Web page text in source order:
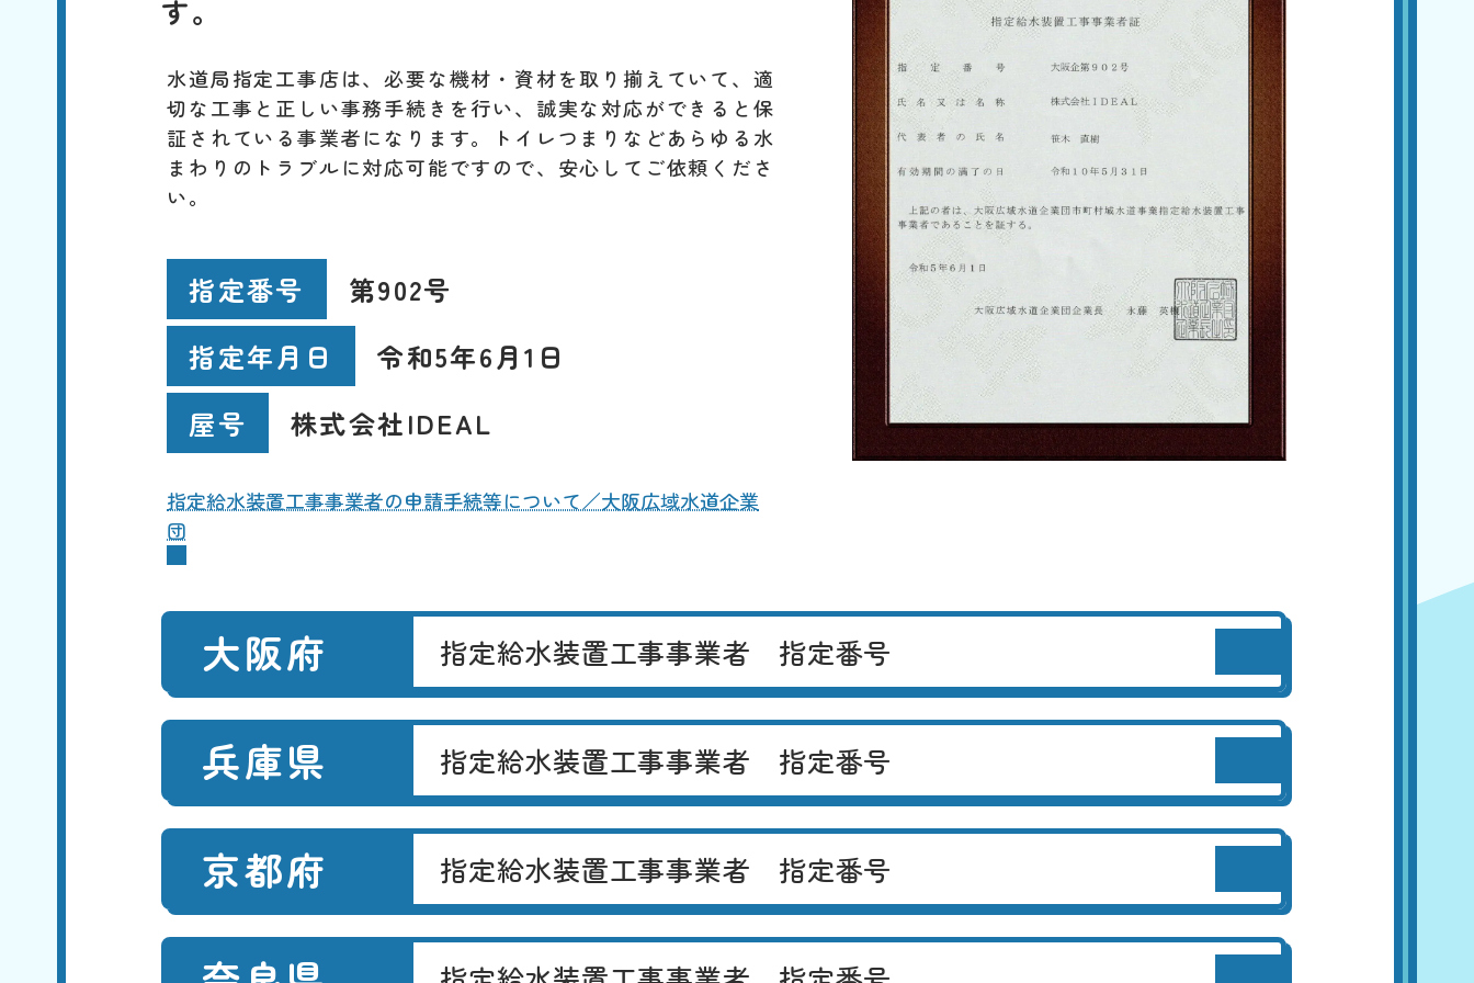
す。
水道局指定工事店は、必要な機材・資材を取り揃えていて、適
切な工事と正しい事務手続きを行い、誠実な対応ができると保
証されている事業者になります。トイレつまりなどあらゆる水
まわりのトラブルに対応可能ですので、安心してご依頼くださ
い。
指定番号
第902号
指定年月日
令和5年6月1日
屋号
株式会社IDEAL
指定給水装置工事事業者の申請手続等について／大阪広域水道企業
団
大阪府 指定給水装置工事事業者 指定番号
兵庫県 指定給水装置工事事業者 指定番号
京都府 指定給水装置工事事業者 指定番号